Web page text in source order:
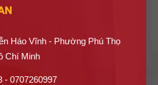
Háo Vĩnh - Phường Phú Thọ
Chí Minh
- 0707260997